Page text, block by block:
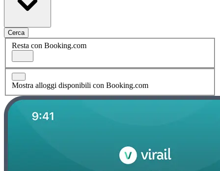
Cerca
Resta con Booking.com
Mostra alloggi disponibili con Booking.com